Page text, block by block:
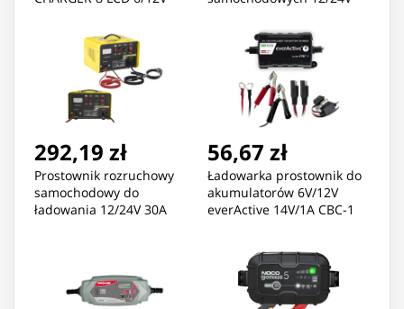
292,19 zł
Prostownik rozruchowy
samochodowy do
ładowania 12/24V 30A
56,67 zł
Ładowarka prostownik do
akumulatorów 6V/12V
everActive 14V/1A CBC-1